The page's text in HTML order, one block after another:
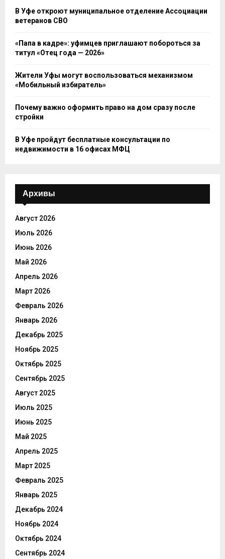
В Уфе откроют муниципальное отделение Ассоциации
ветеранов СВО
«Папа в кадре»: уфимцев приглашают побороться за
титул «Отец года — 2026»
Жители Уфы могут воспользоваться механизмом
«Мобильный избиратель»
Почему важно оформить право на дом сразу после
стройки
В Уфе пройдут бесплатные консультации по
недвижимости в 16 офисах МФЦ
Архивы
Август 2026
Июль 2026
Июнь 2026
Май 2026
Апрель 2026
Март 2026
Февраль 2026
Январь 2026
Декабрь 2025
Ноябрь 2025
Октябрь 2025
Сентябрь 2025
Август 2025
Июль 2025
Июнь 2025
Май 2025
Апрель 2025
Март 2025
Февраль 2025
Январь 2025
Декабрь 2024
Ноябрь 2024
Октябрь 2024
Сентябрь 2024